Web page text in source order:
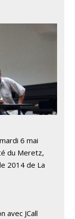
6 mai
du Meretz,
2014 de La
avec JCall